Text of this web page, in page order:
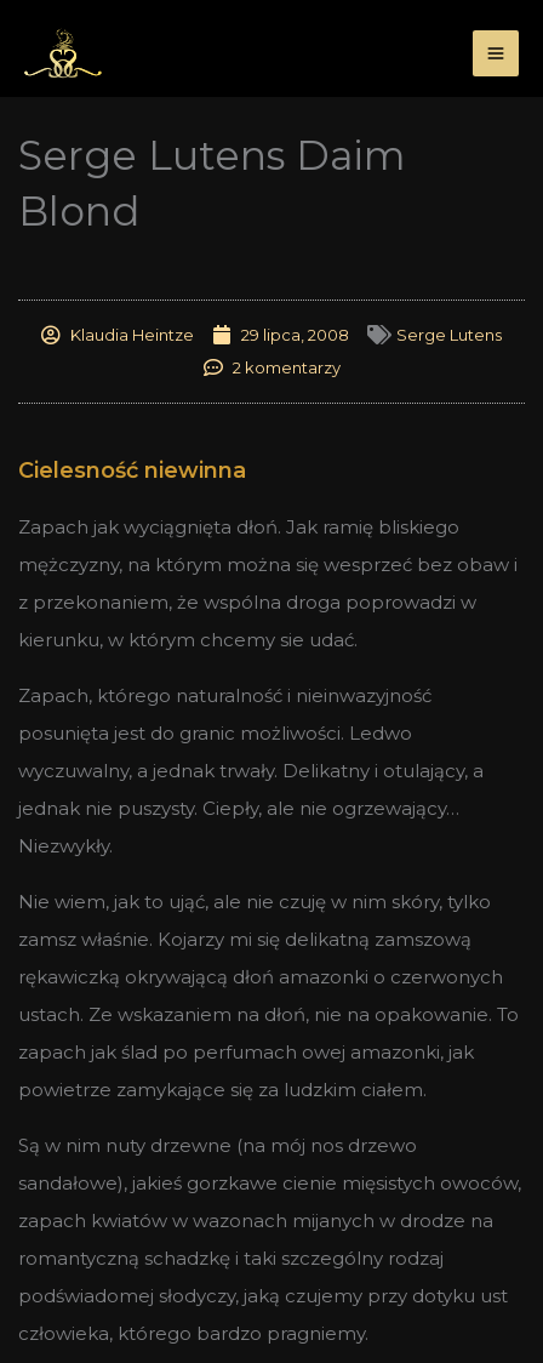
treści
Serge Lutens Daim
Blond
Klaudia Heintze 29 lipca, 2008
Serge Lutens
2 komentarzy
Cielesność niewinna
Zapach jak wyciągnięta dłoń. Jak ramię bliskiego
mężczyzny, na którym można się wesprzeć bez obaw i
z przekonaniem, że wspólna droga poprowadzi w
kierunku, w którym chcemy sie udać.
Zapach, którego naturalność i nieinwazyjność
posunięta jest do granic możliwości. Ledwo
wyczuwalny, a jednak trwały. Delikatny i otulający, a
jednak nie puszysty. Ciepły, ale nie ogrzewający…
Niezwykły.
Nie wiem, jak to ująć, ale nie czuję w nim skóry, tylko
zamsz właśnie. Kojarzy mi się delikatną zamszową
rękawiczką okrywającą dłoń amazonki o czerwonych
ustach. Ze wskazaniem na dłoń, nie na opakowanie. To
zapach jak ślad po perfumach owej amazonki, jak
powietrze zamykające się za ludzkim ciałem.
Są w nim nuty drzewne (na mój nos drzewo
sandałowe), jakieś gorzkawe cienie mięsistych owoców,
zapach kwiatów w wazonach mijanych w drodze na
romantyczną schadzkę i taki szczególny rodzaj
podświadomej słodyczy, jaką czujemy przy dotyku ust
człowieka, którego bardzo pragniemy.